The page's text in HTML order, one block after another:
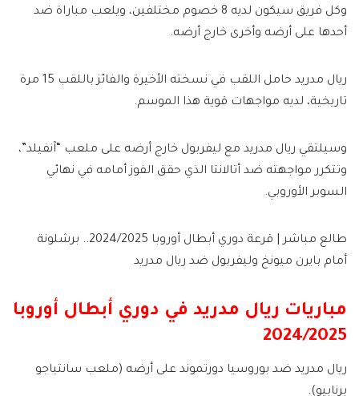
وكل فريق سيكون لديه 8 خصوم مختلفين، ويلعب مباراة ضد
أحدها على أرضه وأخرى خارج أرضه.
ريال مدريد حامل اللقب في نسخته الأخيرة والفائز باللقب 15 مرة
تاريخية، لديه مواجهات قوية هذا الموسم.
وسيلتقي ريال مدريد مع ليفربول خارج أرضه على ملعب “آنفيلد”،
وتتكرر مواجهته ضد أتالانتا الذي حقق الفوز أمامه في نهائي
السوبر الأوروبي.
طالع مباشر | قرعة دوري أبطال أوروبا 2024/2025.. برشلونة
أمام بايرن ميونخ وليفربول ضد ريال مدريد
مباريات ريال مدريد في دوري أبطال أوروبا
2024/2025
ريال مدريد ضد بوروسيا دورتموند على أرضه (ملعب سانتياجو
برنابيو).